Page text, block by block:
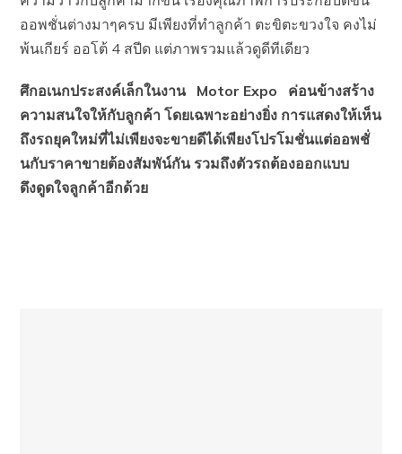
ออพชั่นต่างมาๆครบ มีเพียงที่ทำลูกค้า ตะขิตะขวงใจ คงไม่
พ้นเกียร์ ออโต้ 4 สปีด แต่ภาพรวมแล้วดูดีทีเดียว
ศึกอเนกประสงค์เล็กในงาน Motor Expo
ค่อนข้างสร้าง
ความสนใจให้กับลูกค้า โดยเฉพาะอย่างยิ่ง การแสดงให้เห็น
ถึงรถยุคใหม่ที่ไม่เพียงจะขายดีได้เพียงโปรโมชั่นแต่ออพชั่
นกับราคาขายต้องสัมพัน์กัน รวมถึงตัวรถต้องออกแบบ
ดึงดูดใจลูกค้าอีกด้วย